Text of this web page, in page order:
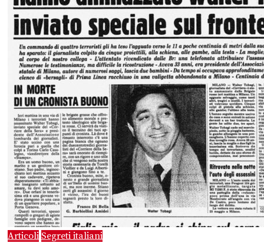
Articoli Segreti italiani